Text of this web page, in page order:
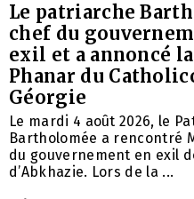
Le patriarche
chef du
exil et a annoncé
Phanar du
Géorgie
Le mardi 4 août 2026, le
Bartholomée a rencontré
du gouvernement en exil
d’Abkhazie. Lors de la ...